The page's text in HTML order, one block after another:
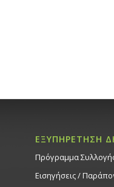
ΕΞΥΠΗΡΕΤΗΣΗ
Πρόγραμμα
Εισηγήσεις /